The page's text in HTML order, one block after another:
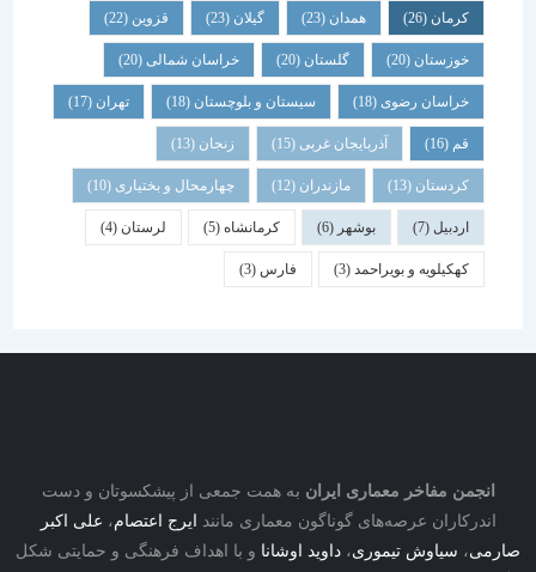
همدان گیلان قزوین
خوزستان(20) گلستان (20) خراسان شمالی(20)
خراسان رضوی(18) سیستان و بلوچستان(18) تهران
آذربایجان غربی(15) زنجان
کردستان(13) مازندران(12) چهارمحال و بختیاری (10)
بوشهر کرمانشاه(5) لرستان (4)
کهکیلویه و بویراحمد(3) فارس
مفاخر معماری ایرانبه همت جمعی از پیشکسوتان و دست
عرصه‌های گوناگون معماری مانندایرج اعتصام،علی اکبر
،سیاوش تیموری،داوید اوشانا و با اهداف فرهنگی و حمایتی شکل